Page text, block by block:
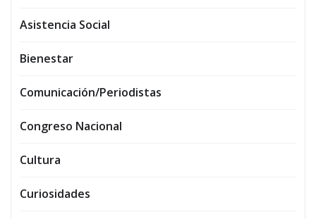
Asistencia Social
Bienestar
Comunicación/Periodistas
Congreso Nacional
Cultura
Curiosidades